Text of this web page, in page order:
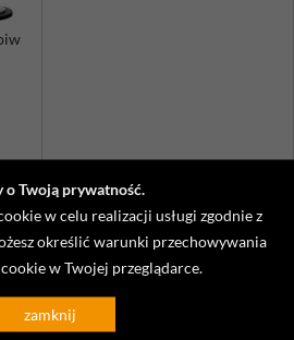
o Twoją prywatność.
w celu realizacji usługi zgodnie z
określić warunki przechowywania
w Twojej przeglądarce.
zamknij